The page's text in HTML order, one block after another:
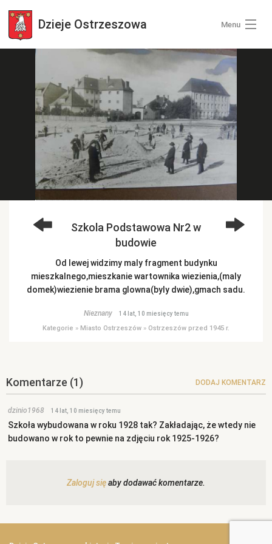
Dzieje Ostrzeszowa Menu
Kategorie zdjęć
Zaloguj się
+ Dodaj zdjęcia
Szkola Podstawowa Nr2 w
budowie
Od lewej widzimy maly fragment budynku
mieszkalnego,mieszkanie wartownika wiezienia,(maly
domek)wiezienie brama glowna(byly dwie),gmach sadu.
Nieznany 14 lat, 10 miesięcy temu
Kategorie » Miasto Ostrzeszów » Ostrzeszów przed 1945 r.
Komentarze (1) DODAJ KOMENTARZ
dzinio1968 14 lat, 10 miesięcy temu
Szkoła wybudowana w roku 1928 tak? Zakładając, że wtedy nie
budowano w rok to pewnie na zdjęciu rok 1925-1926?
Zaloguj sięaby dodawać komentarze.